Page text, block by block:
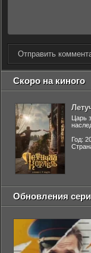
Отправить
Скоро на киного
Царь
Год:
Обновления